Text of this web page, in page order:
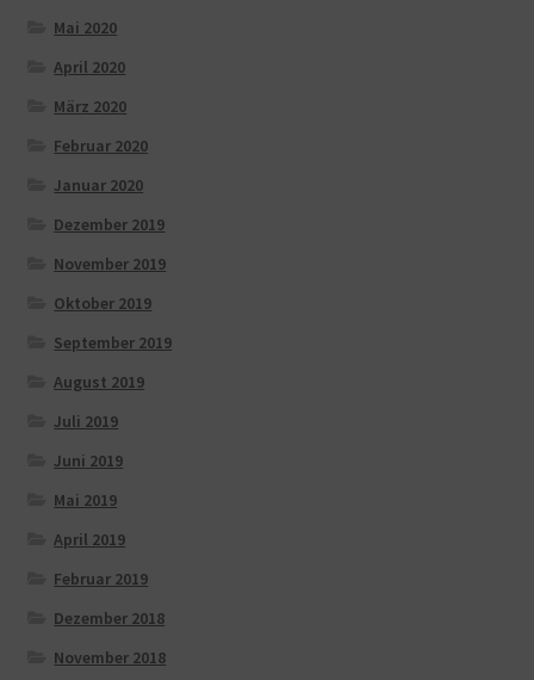
Mai 2020
April 2020
März 2020
Februar 2020
Januar 2020
Dezember 2019
November 2019
Oktober 2019
September 2019
August 2019
Juli 2019
Juni 2019
Mai 2019
April 2019
Februar 2019
Dezember 2018
November 2018